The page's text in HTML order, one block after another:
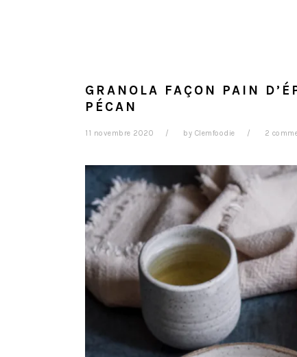
GRANOLA FAÇON PAIN
PÉCAN
11 novembre 2020 by Clemfoodie 2